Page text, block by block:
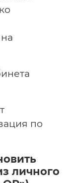
по
личного